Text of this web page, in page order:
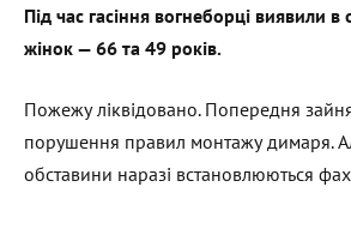
Під час гасіння вогнеборці виявили в
жінок — 66 та 49 років.
Пожежу ліквідовано. Попередня
порушення правил монтажу димаря.
обставини наразі встановлюються